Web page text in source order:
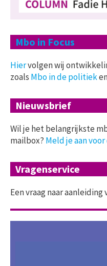
Mbo in Focus
Hiervolgen wij
zoals Mbo in de politiek
Nieuwsbrief
Wil je het belangrijkste
mailbox? Meld je aan
Vragenservice
Een vraag naar